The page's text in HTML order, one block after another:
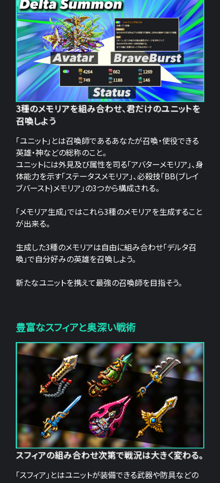
3種のメモリアを組み合わせ、君だけのユニットを
召喚しよう
「ユニット」とは召喚師であるあなたが召喚・使役できる
英雄・神などの総称のこと。
ユニットには外見及び属性を司る「アバターメモリア」、身
体能力を示す「ステータスメモリア」、必殺技「BB(ブレイ
ブバースト)メモリア」の3つから構成される。
「メモリア生成」ではこれら3種のメモリアを生成すること
が出来る。
生成した3種のメモリアは自由に組み合わせ「デルタ召
喚」で自分好みの英雄を召喚しよう。
新たなユニットを携えて最強の召喚師を目指そう。
豊富なスフィアと奥深い戦術
スフィアの組み合わせ次第で戦況は大きく変わる。
「スフィア」とはユニットが装備できる武器や防具などの